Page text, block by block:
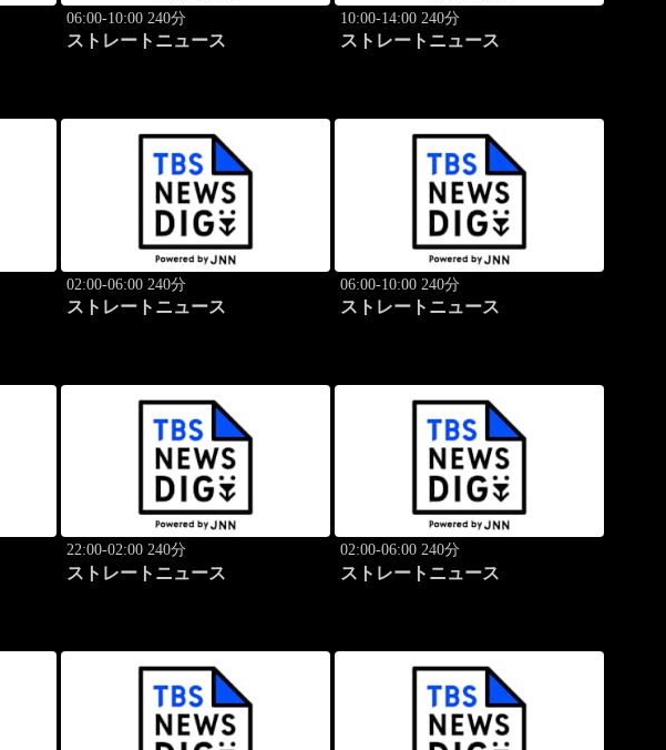
06:00-10:00 240分
ストレートニュース
10:00-14:00 240分
ストレートニュース
02:00-06:00 240分
ストレートニュース
06:00-10:00 240分
ストレートニュース
22:00-02:00 240分
ストレートニュース
02:00-06:00 240分
ストレートニュース